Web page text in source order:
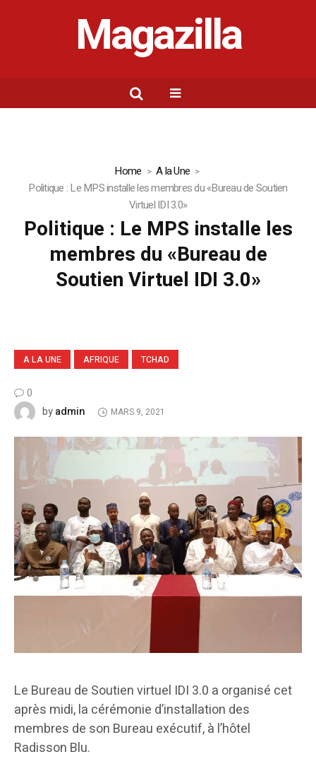
Magazilla
Home
A la Une
Politique : Le MPS installe les membres du «Bureau de Soutien
Virtuel IDI 3.0»
Politique : Le MPS installe les
membres du «Bureau de
Soutien Virtuel IDI 3.0»
A LA UNE AFRIQUE TCHAD
0
byadmin MARS 9, 2021
Le Bureau de Soutien virtuel IDI 3.0 a organisé cet
après midi, la cérémonie d’installation des
membres de son Bureau exécutif, à l’hôtel
Radisson Blu.